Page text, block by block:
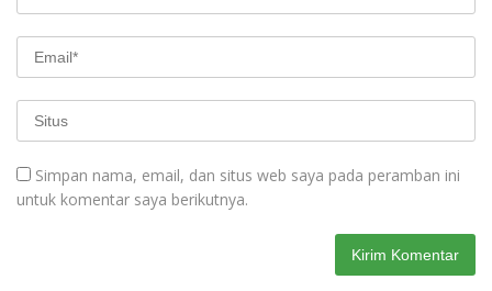
Simpan nama, email, dan situs web saya pada peramban ini
untuk komentar saya berikutnya.